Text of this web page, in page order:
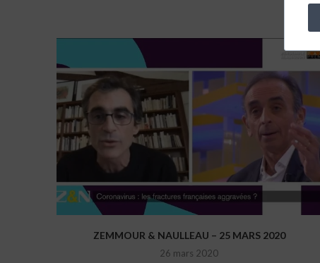
ZEMMOUR & NAULLEAU – 25 MARS 2020
26 mars 2020